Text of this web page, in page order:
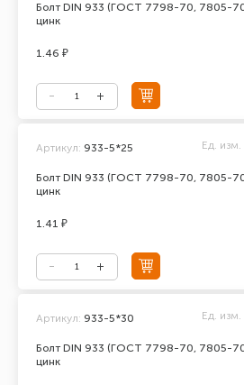
Болт DIN 933 (ГОСТ 7798-70, 7805-
цинк
1.46 ₽
Болт DIN 933 (ГОСТ 7798-70, 7805-
цинк
Артикул: 933-5*25 Ед. изм.
1.41 ₽
Болт DIN 933 (ГОСТ 7798-70, 7805-
цинк
Артикул: 933-5*30 Ед. изм.